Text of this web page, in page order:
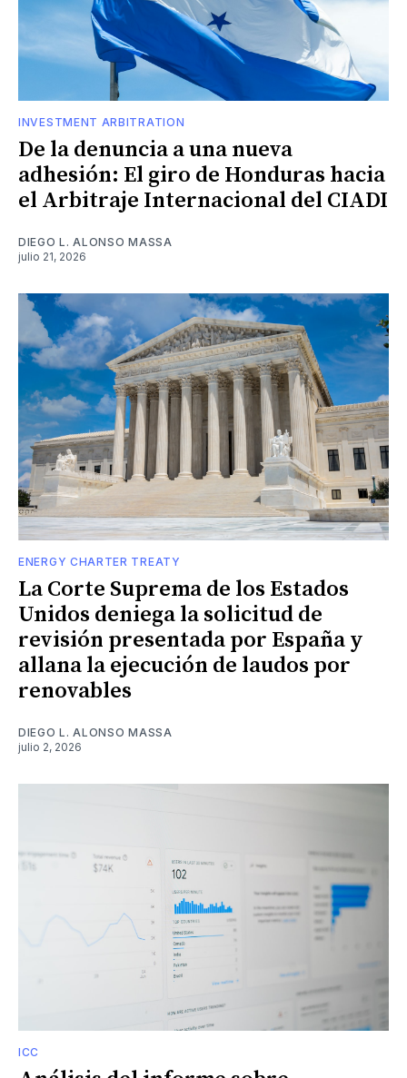
INVESTMENT ARBITRATION
De la denuncia a una nueva
adhesión: El giro de Honduras hacia
el Arbitraje Internacional del CIADI
DIEGO L. ALONSO MASSA
julio 21, 2026
ENERGY CHARTER TREATY
La Corte Suprema de los Estados
Unidos deniega la solicitud de
revisión presentada por España y
allana la ejecución de laudos por
renovables
DIEGO L. ALONSO MASSA
julio 2, 2026
ICC